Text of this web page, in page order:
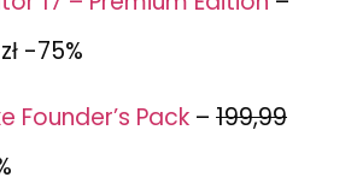
-75%
Founder’s Pack – 199,99